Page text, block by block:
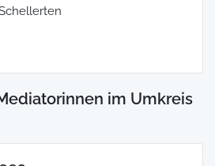
Schellerten
im Umkreis